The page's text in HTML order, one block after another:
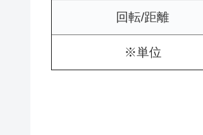
回転/距離
※単位